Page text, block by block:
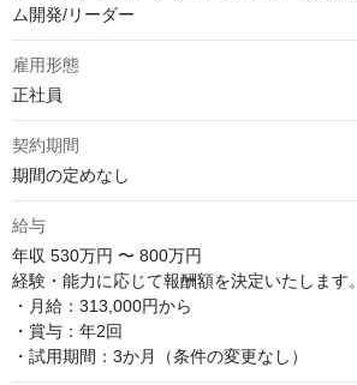
ム開発/リーダー
雇用形態
正社員
契約期間
期間の定めなし
給与
年収 530万円 〜 800万円
経験・能力に応じて報酬額を決定いたします。
・月給：313,000円から
・賞与：年2回
・試用期間：3か月（条件の変更なし）